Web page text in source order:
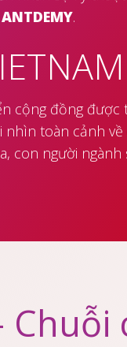
ANTDEMY.
cộng đồng được
toàn cảnh
con người ngành